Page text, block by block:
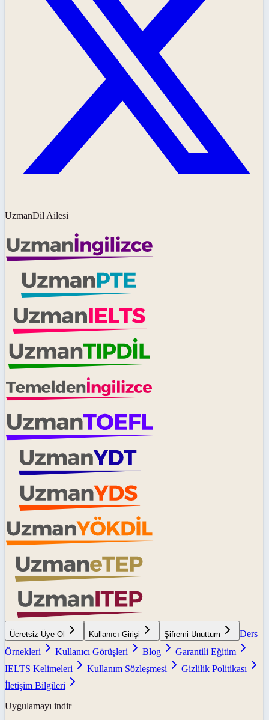
UzmanDil Ailesi
Ücretsiz Üye Ol Kullanıcı Girişi Şifremi Unuttum
Ders
Örnekleri
Kullanıcı Görüşleri Blog
Garantili Eğitim
IELTS Kelimeleri
Kullanım Sözleşmesi
Gizlilik Politikası
İletişim Bilgileri
Uygulamayı indir